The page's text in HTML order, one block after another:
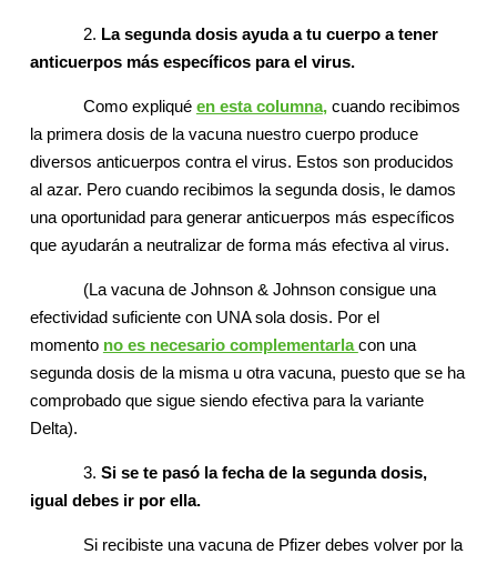
2. La segunda dosis ayuda a tu cuerpo a tener
anticuerpos más específicos para el virus.
Como expliqué en esta columna,cuando recibimos
la primera dosis de la vacuna nuestro cuerpo produce
diversos anticuerpos contra el virus. Estos son producidos
al azar. Pero cuando recibimos la segunda dosis, le damos
una oportunidad para generar anticuerpos más específicos
que ayudarán a neutralizar de forma más efectiva al virus.
(La vacuna de Johnson & Johnson consigue una
efectividad suficiente con UNA sola dosis. Por el
momento no es necesario complementarlacon una
segunda dosis de la misma u otra vacuna, puesto que se ha
comprobado que sigue siendo efectiva para la variante
Delta).
3. Si se te pasó la fecha de la segunda dosis,
igual debes ir por ella.
Si recibiste una vacuna de Pfizer debes volver por la